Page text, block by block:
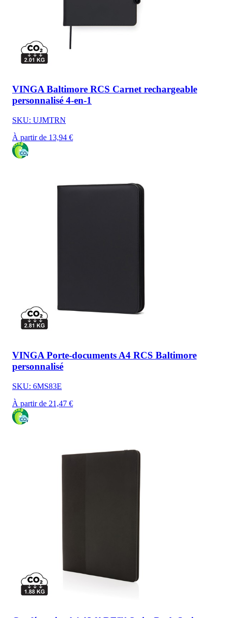
VINGA Baltimore RCS Carnet rechargeable
personnalisé 4-en-1
SKU: UJMTRN
À partir de 13,94 €
VINGA Porte-documents A4 RCS Baltimore
personnalisé
SKU: 6MS83E
À partir de 21,47 €